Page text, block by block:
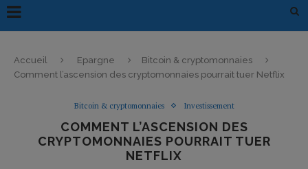
Accueil Epargne
Bitcoin & cryptomonnaies
Comment l’ascension des cryptomonnaies pourrait tuer Netflix
Bitcoin & cryptomonnaies Investissement
COMMENT L’ASCENSION DES
CRYPTOMONNAIES POURRAIT TUER
NETFLIX